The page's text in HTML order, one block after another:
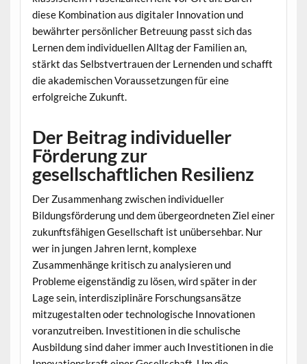
diese Kombination aus digitaler Innovation und
bewährter persönlicher Betreuung passt sich das
Lernen dem individuellen Alltag der Familien an,
stärkt das Selbstvertrauen der Lernenden und schafft
die akademischen Voraussetzungen für eine
erfolgreiche Zukunft.
Der Beitrag individueller
Förderung zur
gesellschaftlichen Resilienz
Der Zusammenhang zwischen individueller
Bildungsförderung und dem übergeordneten Ziel einer
zukunftsfähigen Gesellschaft ist unübersehbar. Nur
wer in jungen Jahren lernt, komplexe
Zusammenhänge kritisch zu analysieren und
Probleme eigenständig zu lösen, wird später in der
Lage sein, interdisziplinäre Forschungsansätze
mitzugestalten oder technologische Innovationen
voranzutreiben. Investitionen in die schulische
Ausbildung sind daher immer auch Investitionen in die